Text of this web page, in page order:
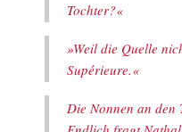
Tochter?«
»Weil die Quelle
Supérieure.«
Die Nonnen an den